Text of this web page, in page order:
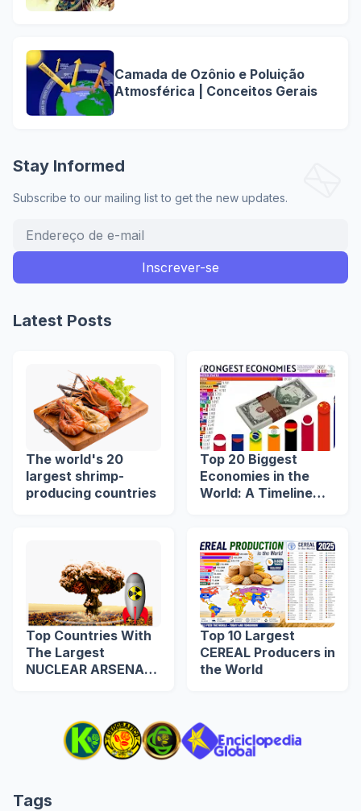
Camada de Ozônio e Poluição
Atmosférica | Conceitos Gerais
Stay Informed
Subscribe to our mailing list to get the new updates.
Latest Posts
The world's 20
largest shrimp-
producing countries
Top 20 Biggest
Economies in the
World: A Timeline
Top Countries With
The Largest
NUCLEAR ARSENAL
Top 10 Largest
CEREAL Producers in
the World
Tags